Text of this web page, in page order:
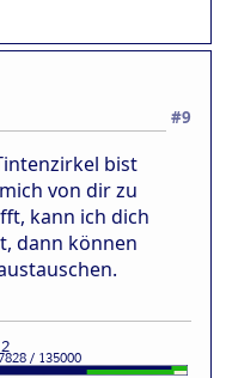
#9
bist
von dir zu
kann ich dich
dann können